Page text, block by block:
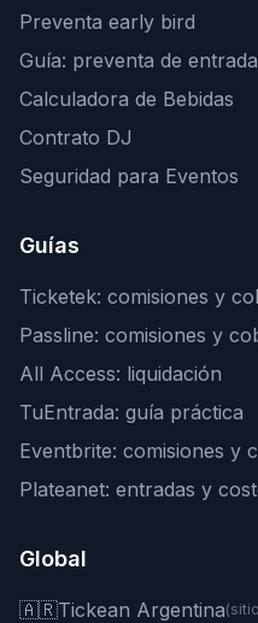
Preventa early bird
Guía: preventa de
Calculadora de Bebidas
Contrato DJ
Seguridad para Eventos
Guías
Ticketek: comisiones y
Passline: comisiones y
All Access: liquidación
TuEntrada: guía práctica
Eventbrite: comisiones y
Plateanet: entradas y
Global
🇦🇷Tickean Argentina